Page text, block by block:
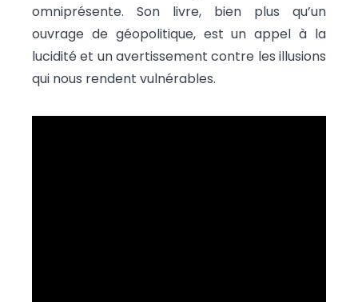
omniprésente. Son livre, bien plus qu’un
ouvrage de géopolitique, est un appel à la
lucidité et un avertissement contre les illusions
qui nous rendent vulnérables.